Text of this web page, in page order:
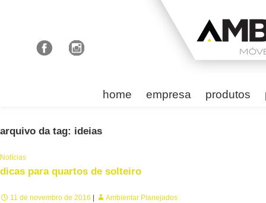
home empresa produtos
arquivo da tag: ideias
Notícias
dicas para quartos de solteiro
11 de novembro de 2016 Ambientar Planejados